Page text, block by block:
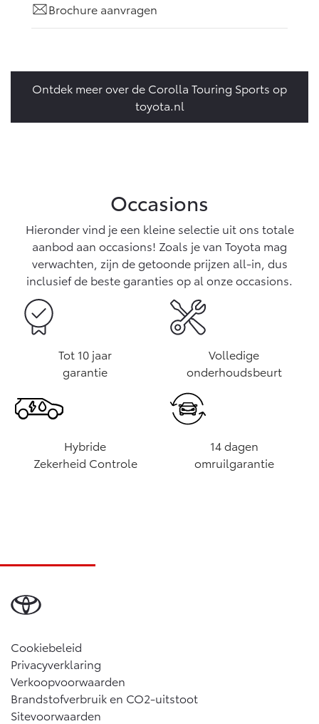
Brochure aanvragen
Ontdek meer over de Corolla Touring Sports op
toyota.nl
Occasions
Hieronder vind je een kleine selectie uit ons totale
aanbod aan occasions! Zoals je van Toyota mag
verwachten, zijn de getoonde prijzen all-in, dus
inclusief de beste garanties op al onze occasions.
Tot 10 jaar
garantie
Volledige
onderhoudsbeurt
Hybride
Zekerheid Controle
14 dagen
omruilgarantie
Cookiebeleid
Privacyverklaring
Verkoopvoorwaarden
Brandstofverbruik en CO2-uitstoot
Sitevoorwaarden